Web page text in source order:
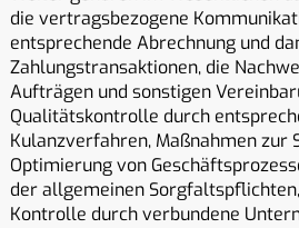
die vertragsbezogene
entsprechende Abrechnung und
Zahlungstransaktionen, die
Aufträgen und sonstigen
Qualitätskontrolle durch
Kulanzverfahren, Maßnahmen zur
Optimierung von
der allgemeinen
Kontrolle durch verbundene